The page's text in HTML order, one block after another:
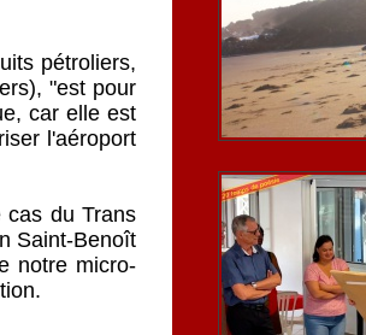
pétroliers,
"est pour
car elle est
l'aéroport
cas du Trans
Saint-Benoît
notre micro-